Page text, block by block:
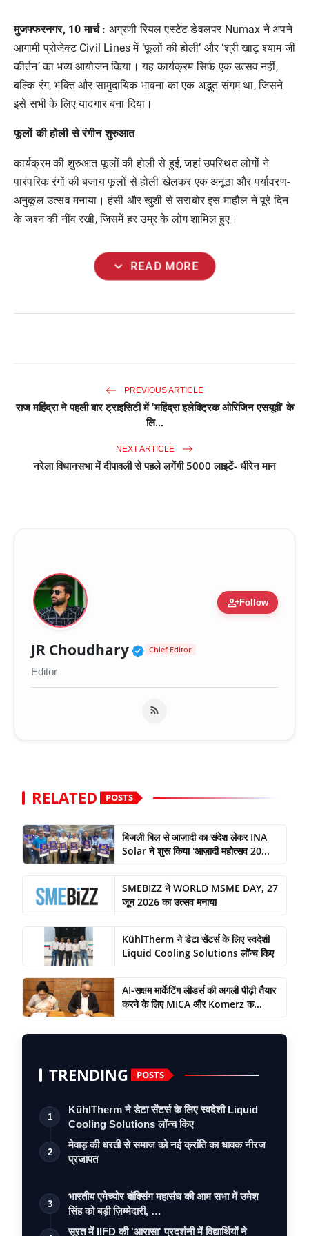
मुजफ्फरनगर, 10मार्च : अग्रणी रियल एस्टेट डेवलपर Numaxने अपने
आगामी प्रोजेक्टCivil Linesमें‘फूलों की होली’ और ‘श्री खाटू श्याम जी
कीर्तन’का भव्य आयोजन किया। यह कार्यक्रम सिर्फ एक उत्सव नहीं,
बल्कि रंग,भक्ति और सामुदायिक भावना का एक अद्भुत संगम था,जिसने
इसे सभी के लिए यादगार बना दिया।
फूलों की होली से रंगीन शुरुआत
कार्यक्रम की शुरुआत फूलों की होली से हुई,जहां उपस्थित लोगों ने
पारंपरिक रंगों की बजाय फूलों से होली खेलकर एक अनूठा और पर्यावरण-
अनुकूल उत्सव मनाया। हंसी और खुशी से सराबोर इस माहौल ने पूरे दिन
के जश्न की नींव रखी,जिसमें हर उम्र के लोग शामिल हुए।
expand_more READ MORE
PREVIOUS ARTICLE
राज महिंद्रा ने पहली बार ट्राइसिटी में 'महिंद्रा इलेक्ट्रिक ओरिजिन एसयूवी' के
लि...
NEXT ARTICLE
नरेला विधानसभा में दीपावली से पहले लगेंगी 5000 लाइटें- धीरेन मान
person_addFollow
JR Choudhary Verified Public Figure
Chief Editor
Editor
RELATED POSTS
बिजली बिल से आज़ादी का संदेश लेकर INA
Solar ने शुरू किया 'आज़ादी महोत्सव 20...
SMEBIZZ ने WORLD MSME DAY, 27
जून 2026 का उत्सव मनाया
KühlTherm ने डेटा सेंटर्स के लिए स्वदेशी
Liquid Cooling Solutions लॉन्च किए
AI-सक्षम मार्केटिंग लीडर्स की अगली पीढ़ी तैयार
करने के लिए MICA और Komerz क...
TRENDING POSTS
1
KühlTherm ने डेटा सेंटर्स के लिए स्वदेशी Liquid
Cooling Solutions लॉन्च किए
2
मेवाड़ की धरती से समाज को नई क्रांति का धावक नीरज
प्रजापत
3
भारतीय एमेच्योर बॉक्सिंग महासंघ की आम सभा में उमेश
सिंह को बड़ी ज़िम्मेदारी, …
सूरत में IIFD की 'आरासा' प्रदर्शनी में विद्यार्थियों ने